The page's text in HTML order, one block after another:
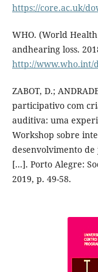
https://core.ac.uk/
WHO. (World
andhearing loss.
http://www.who.int/
ZABOT, D.;
participativo com
auditiva: uma
Workshop sobre
desenvolvimento de
[...]. Porto Alegre:
2019, p. 49-58.